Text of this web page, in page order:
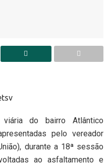
viária do bairro Atlântico
pelo vereador
durante a 18ª sessão
ao asfaltamento e